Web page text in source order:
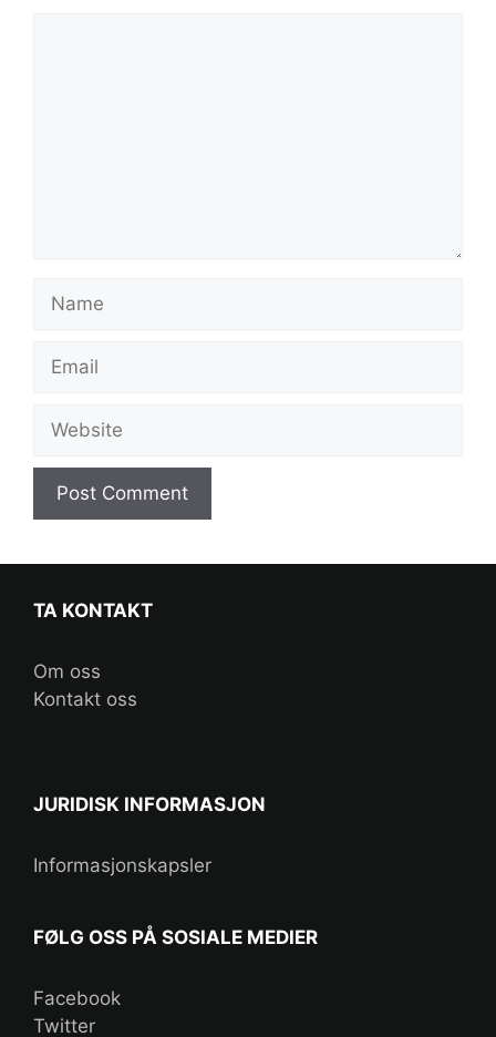
TA KONTAKT
Om oss
Kontakt oss
JURIDISK INFORMASJON
Informasjonskapsler
FØLG OSS PÅ SOSIALE MEDIER
Facebook
Twitter